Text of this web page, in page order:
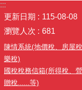
:::
更新日期
115-08-08
瀏覽人次
681
陳情系統(地價稅、房屋
樂稅)
國稅稅務信箱(所得稅、
贈稅......等)